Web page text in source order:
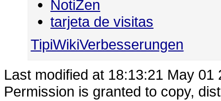
NotiZen
tarjeta de visitas
TipiWikiVerbesserungen
Last modified at 18:13:21 May 01
Permission is granted to copy,